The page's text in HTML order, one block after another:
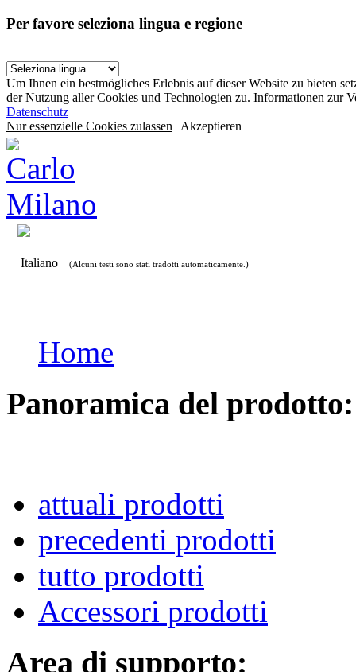
Per favore seleziona lingua e regione
Um Ihnen ein bestmögliches Erlebnis auf dieser Website zu bieten
der Nutzung aller Cookies und Technologien zu. Informationen zur
Datenschutz
Nur essenzielle Cookies zulassen Akzeptieren
Italiano (Alcuni testi sono stati tradotti automaticamente.)
Home
Panoramica del prodotto:
attuali prodotti
precedenti prodotti
tutto prodotti
Accessori prodotti
Area di supporto: